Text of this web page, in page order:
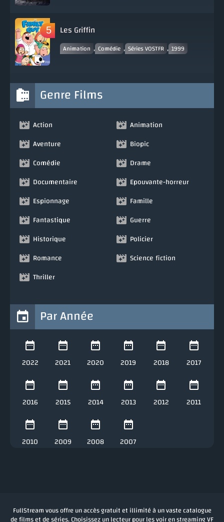
Les Griffin
Animation , Comédie , Séries VOSTFR , 1999
Genre Films
Action
Animation
Aventure
Biopic
Comédie
Drame
Documentaire
Epouvante-horreur
Espionnage
Famille
Fantastique
Guerre
Historique
Policier
Romance
Science fiction
Thriller
Par Année
2022 2021 2020 2019 2018 2017
2016 2015 2014 2013 2012 2011
2010 2009 2008 2007
FullStream vous offre un accès gratuit et illimité à un vaste catalogue
de films et de séries. Choisissez un lecteur pour les voir en streaming VF